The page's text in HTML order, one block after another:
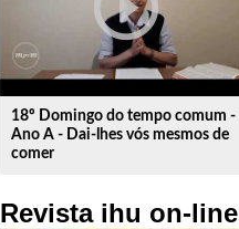
18º Domingo do tempo comum -
Ano A - Dai-lhes vós mesmos de
comer
Revista ihu on-line